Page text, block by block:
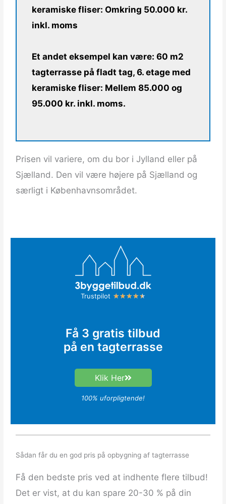
keramiske fliser: Omkring 50.000 kr.
inkl. moms
Et andet eksempel kan være: 60 m2
tagterrasse på fladt tag, 6. etage med
keramiske fliser: Mellem 85.000 og
95.000 kr. inkl. moms.
Prisen vil variere, om du bor i Jylland eller på
Sjælland. Den vil være højere på Sjælland og
særligt i Københavnsområdet.
Trustpilot ★★★★★
e
d
.
o
5
Få 3 gratis tilbud
på en tagterrasse
Klik Her
100% uforpligtende!
Sådan får du en god pris på opbygning af tagterrasse
Få den bedste pris ved at indhente flere tilbud!
Det er vist, at du kan spare 20-30 % på din